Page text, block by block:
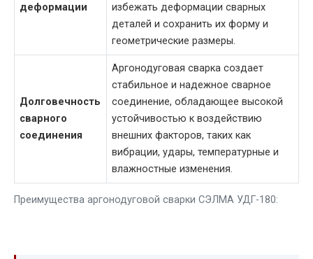
Преимущества аргонодуговой сварки СЭЛМА УДГ-180:
деформации
избежать деформации сварных
деталей и сохранить их форму и
геометрические размеры.
Долговечность
сварного
соединения
Аргонодуговая сварка создает
стабильное и надежное сварное
соединение, обладающее высокой
устойчивостью к воздействию
внешних факторов, таких как
вибрации, удары, температурные и
влажностные изменения.